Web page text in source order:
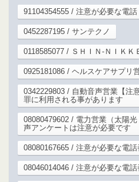
91104354555 / 注意が必要な電話
0452287195 / サンテクノ
0118585077 / ＳＨＩＮ‐ＮＩＫ
0925181086 / ヘルスケアサプリ
0342229803 / 自動音声営業【注
罪に利用される事があります
08080479602 / 電力営業（太陽
声アンケートは注意が必要です
08080167665 / 注意が必要な電話
08046014046 / 注意が必要な電話